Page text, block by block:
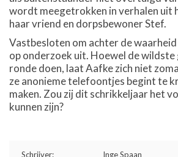
wordt meegetrokken in verhalen uit
haar vriend en dorpsbewoner Stef.
Vastbesloten om achter de
op onderzoek uit. Hoewel de wildste
ronde doen, laat Aafke zich niet
ze anonieme telefoontjes begint te
maken. Zou zij dit schrikkeljaar het
kunnen zijn?
Schrijver:
Inge Spaan